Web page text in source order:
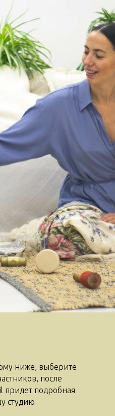
ниже, выберите
после
придет подробная
студию